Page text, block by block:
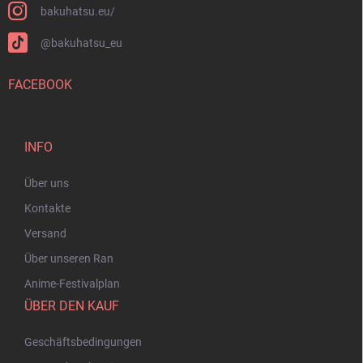
bakuhatsu.eu/
@bakuhatsu_eu
FACEBOOK
INFO
Über uns
Kontakte
Versand
Über unseren Ran
Anime-Festivalplan
ÜBER DEN KAUF
Geschäftsbedingungen